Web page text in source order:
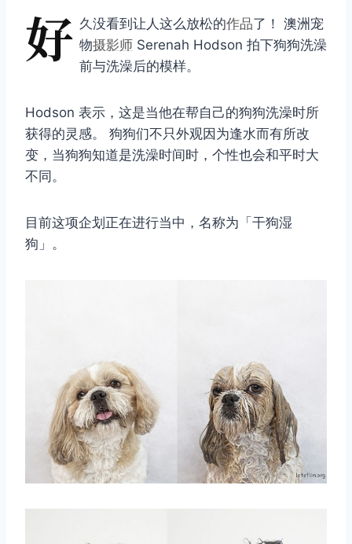
好 久没看到让人这么放松的作品了！ 澳洲宠
物摄影师 Serenah Hodson 拍下狗狗洗澡
前与洗澡后的模样。
Hodson 表示，这是当他在帮自己的狗狗洗澡时所
获得的灵感。 狗狗们不只外观因为逢水而有所改
变，当狗狗知道是洗澡时间时，个性也会和平时大
不同。
目前这项企划正在进行当中，名称为「干狗湿
狗」。